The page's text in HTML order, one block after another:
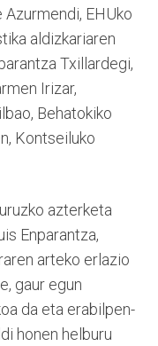
EHUko
aldizkariaren
Txillardegi,
Irizar,
Behatokiko
Kontseiluko
azterketa
Enparantza,
arteko erlazio
gaur egun
da eta erabilpen-
honen helburu